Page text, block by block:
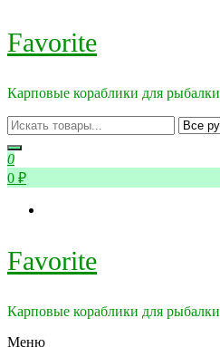
Перейти
к
Favorite
Карповые кораблики для рыбалки
0
0 ₽
Favorite
Карповые кораблики для рыбалки
Меню